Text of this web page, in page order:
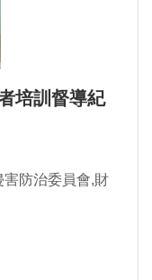
培訓督導紀
防治委員會,財